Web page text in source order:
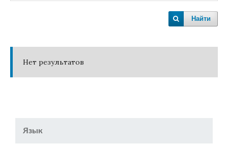
Найти
Нет результатов
Язык